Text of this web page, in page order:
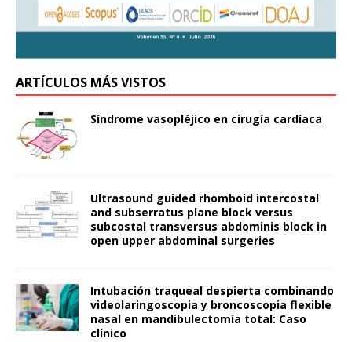
ARTÍCULOS MÁS VISTOS
Síndrome vasopléjico en cirugía cardíaca
Ultrasound guided rhomboid intercostal
and subserratus plane block versus
subcostal transversus abdominis block in
open upper abdominal surgeries
Intubación traqueal despierta combinando
videolaringoscopia y broncoscopia flexible
nasal en mandibulectomía total: Caso
clínico